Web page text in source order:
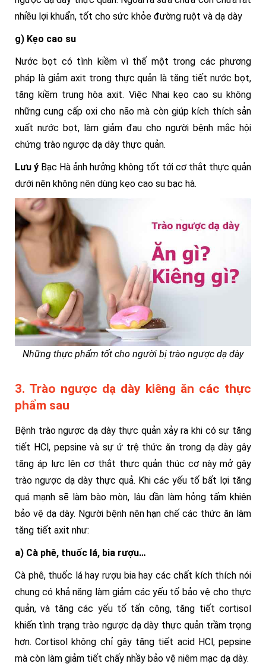
nhiều lợi khuẩn, tốt cho sức khỏe đường ruột và dạ dày
g) Kẹo cao su
Nước bọt có tình kiềm vì thế một trong các phương
pháp là giảm axit trong thực quản là tăng tiết nước bọt,
tăng kiềm trung hòa axit. Việc Nhai kẹo cao su không
những cung cấp oxi cho não mà còn giúp kích thích sản
xuất nước bọt, làm giảm đau cho người bệnh mắc hội
chứng trào ngược dạ dày thực quản.
Lưu ý Bạc Hà ảnh hưởng không tốt tới cơ thắt thực quản
dưới nên không nên dùng kẹo cao su bạc hà.
Những thực phẩm tốt cho người bị trào ngược dạ dày
3. Trào ngược dạ dày kiêng ăn các thực
phẩm sau
Bệnh trào ngược dạ dày thực quản xảy ra khi có sự tăng
tiết HCl, pepsine và sự ứ trệ thức ăn trong dạ dày gây
tăng áp lực lên cơ thắt thực quản thúc cơ này mở gây
trào ngược dạ dày thực quả. Khi các yếu tố bất lợi tăng
quá mạnh sẽ làm bào mòn, lâu dần làm hỏng tấm khiên
bảo vệ dạ dày. Người bệnh nên hạn chế các thức ăn làm
tăng tiết axit như:
a) Cà phê, thuốc lá, bia rượu…
Cà phê, thuốc lá hay rượu bia hay các chất kích thích nói
chung có khả năng làm giảm các yếu tố bảo vệ cho thực
quản, và tăng các yếu tố tấn công, tăng tiết cortisol
khiến tình trạng trào ngược dạ dày thực quản trầm trọng
hơn. Cortisol không chỉ gây tăng tiết acid HCl, pepsine
mà còn làm giảm tiết chấy nhầy bảo vệ niêm mạc dạ dày.